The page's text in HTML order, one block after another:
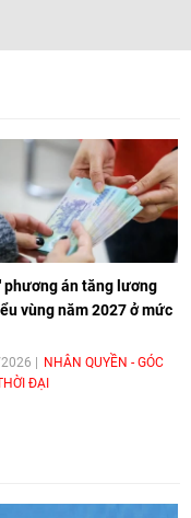
Á cùng kiến tạo
gắn kết văn
Ban Nha
Kỷ niệm chương "Vì
giữa các dân tộc"
tại Việt Nam
Việt Nam luôn trân
phương án tăng lương
vùng năm 2027 ở mức
NHÂN QUYỀN - GÓC
ĐẠI